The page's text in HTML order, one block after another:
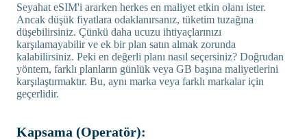
Seyahat eSIM'i ararken herkes en maliyet etkin olanı ister.
Ancak düşük fiyatlara odaklanırsanız, tüketim tuzağına
düşebilirsiniz. Çünkü daha ucuzu ihtiyaçlarınızı
karşılamayabilir ve ek bir plan satın almak zorunda
kalabilirsiniz. Peki en değerli planı nasıl seçersiniz? Doğrudan
yöntem, farklı planların günlük veya GB başına maliyetlerini
karşılaştırmaktır. Bu, aynı marka veya farklı markalar için
geçerlidir.
Kapsama (Operatör):